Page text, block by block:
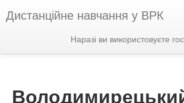
Дистанційне навчання у ВРК
Наразі ви використовуєте